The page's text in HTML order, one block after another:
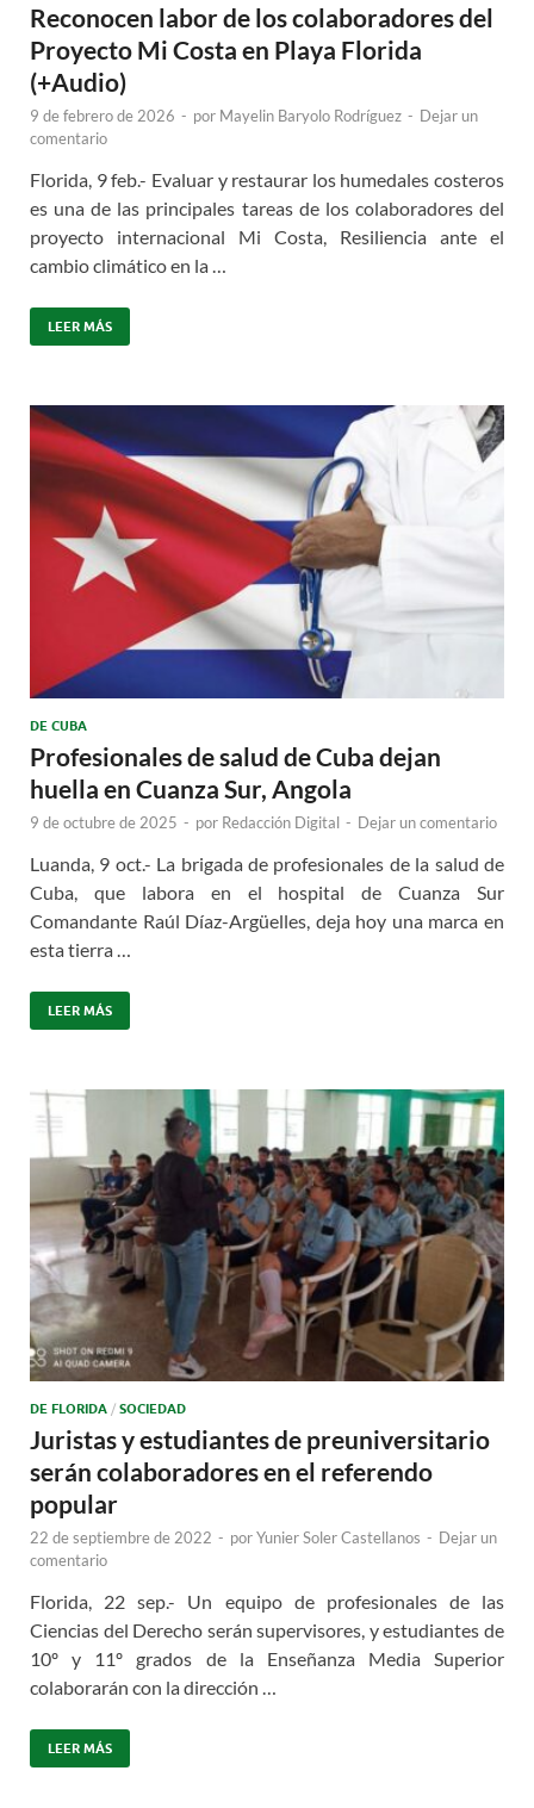
Reconocen labor de los colaboradores del
Proyecto Mi Costa en Playa Florida
(+Audio)
9 de febrero de 2026 - por Mayelin Baryolo Rodríguez - Dejar un
comentario
Florida, 9 feb.- Evaluar y restaurar los humedales costeros
es una de las principales tareas de los colaboradores del
proyecto internacional Mi Costa, Resiliencia ante el
cambio climático en la …
LEER MÁS
DE CUBA
Profesionales de salud de Cuba dejan
huella en Cuanza Sur, Angola
9 de octubre de 2025 - por Redacción Digital - Dejar un comentario
Luanda, 9 oct.- La brigada de profesionales de la salud de
Cuba, que labora en el hospital de Cuanza Sur
Comandante Raúl Díaz-Argüelles, deja hoy una marca en
esta tierra …
LEER MÁS
DE FLORIDA / SOCIEDAD
Juristas y estudiantes de preuniversitario
serán colaboradores en el referendo
popular
22 de septiembre de 2022 - porYunier Soler Castellanos - Dejar un
comentario
Florida, 22 sep.- Un equipo de profesionales de las
Ciencias del Derecho serán supervisores, y estudiantes de
10º y 11º grados de la Enseñanza Media Superior
colaborarán con la dirección …
LEER MÁS